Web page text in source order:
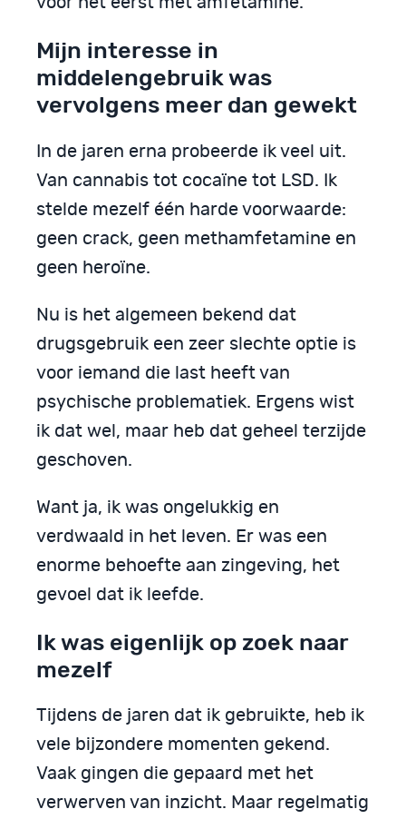
Mijn interesse in
middelengebruik was
vervolgens meer dan gewekt
In de jaren erna probeerde ik veel uit.
Van cannabis tot cocaïne tot LSD. Ik
stelde mezelf één harde voorwaarde:
geen crack, geen methamfetamine en
geen heroïne.
Nu is het algemeen bekend dat
drugsgebruik een zeer slechte optie is
voor iemand die last heeft van
psychische problematiek. Ergens wist
ik dat wel, maar heb dat geheel terzijde
geschoven.
Want ja, ik was ongelukkig en
verdwaald in het leven. Er was een
enorme behoefte aan zingeving, het
gevoel dat ik leefde.
Ik was eigenlijk op zoek naar
mezelf
Tijdens de jaren dat ik gebruikte, heb ik
vele bijzondere momenten gekend.
Vaak gingen die gepaard met het
verwerven van inzicht. Maar regelmatig